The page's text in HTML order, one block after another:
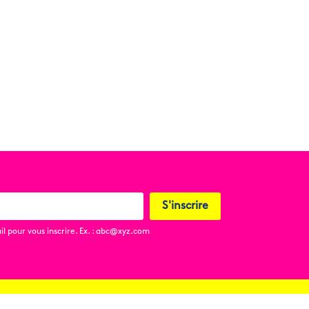
pour vous inscrire. Ex. : abc@xyz.com
S'inscrire